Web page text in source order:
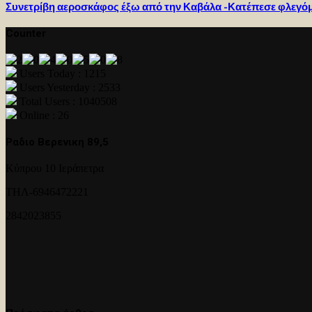
Συνετρίβη αεροσκάφος έξω από την Καβάλα -Κατέπεσε